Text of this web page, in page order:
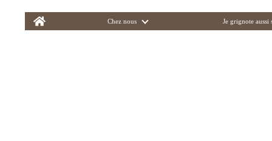
Home
Chez nous Je grignote